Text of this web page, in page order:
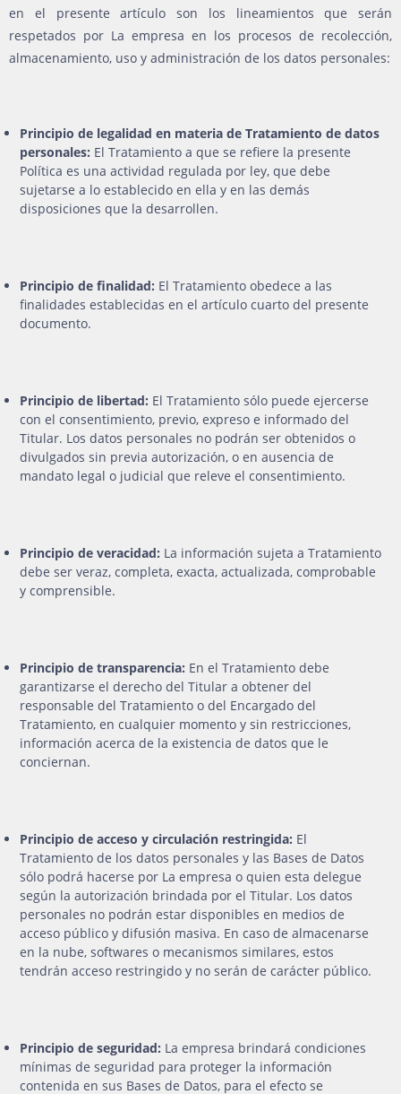
en el presente artículo son los lineamientos que serán
respetados por La empresa en los procesos de recolección,
almacenamiento, uso y administración de los datos personales:
Principio de legalidad en materia de Tratamiento de datos
personales: El Tratamiento a que se refiere la presente
Política es una actividad regulada por ley, que debe
sujetarse a lo establecido en ella y en las demás
disposiciones que la desarrollen.
Principio de finalidad: El Tratamiento obedece a las
finalidades establecidas en el artículo cuarto del presente
documento.
Principio de libertad: El Tratamiento sólo puede ejercerse
con el consentimiento, previo, expreso e informado del
Titular. Los datos personales no podrán ser obtenidos o
divulgados sin previa autorización, o en ausencia de
mandato legal o judicial que releve el consentimiento.
Principio de veracidad: La información sujeta a Tratamiento
debe ser veraz, completa, exacta, actualizada, comprobable
y comprensible.
Principio de transparencia: En el Tratamiento debe
garantizarse el derecho del Titular a obtener del
responsable del Tratamiento o del Encargado del
Tratamiento, en cualquier momento y sin restricciones,
información acerca de la existencia de datos que le
conciernan.
Principio de acceso y circulación restringida: El
Tratamiento de los datos personales y las Bases de Datos
sólo podrá hacerse por La empresa o quien esta delegue
según la autorización brindada por el Titular. Los datos
personales no podrán estar disponibles en medios de
acceso público y difusión masiva. En caso de almacenarse
en la nube, softwares o mecanismos similares, estos
tendrán acceso restringido y no serán de carácter público.
Principio de seguridad: La empresa brindará condiciones
mínimas de seguridad para proteger la información
contenida en sus Bases de Datos, para el efecto se